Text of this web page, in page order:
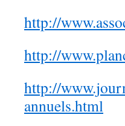
http://
http://
http://
annuels.html